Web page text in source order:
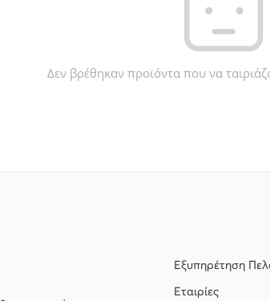
Δεν βρέθηκαν προϊόντα που να
Εξυπηρέτηση
Εταιρίες